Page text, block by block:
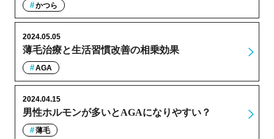
かつら
薄毛治療と生活習慣改善の相乗効果
2024.05.05
AGA
男性ホルモンが多いとAGAになりやすい？
2024.04.15
薄毛